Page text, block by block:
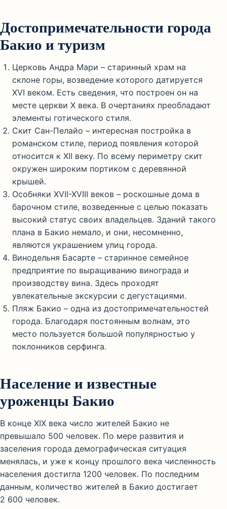
Достопримечательности города
Бакио и туризм
Церковь Андра Мари – старинный храм на
склоне горы, возведение которого датируется
XVI веком. Есть сведения, что построен он на
месте церкви X века. В очертаниях преобладают
элементы готического стиля.
Скит Сан-Пелайо – интересная постройка в
романском стиле, период появления которой
относится к XII веку. По всему периметру скит
окружен широким портиком с деревянной
крышей.
Особняки XVII-XVIII веков – роскошные дома в
барочном стиле, возведенные с целью показать
высокий статус своих владельцев. Зданий такого
плана в Бакио немало, и они, несомненно,
являются украшением улиц города.
Винодельня Басарте – старинное семейное
предприятие по выращиванию винограда и
производству вина. Здесь проходят
увлекательные экскурсии с дегустациями.
Пляж Бакио – одна из достопримечательностей
города. Благодаря постоянным волнам, это
место пользуется большой популярностью у
поклонников серфинга.
Население и известные
уроженцы Бакио
В конце XIX века число жителей Бакио не
превышало 500 человек. По мере развития и
заселения города демографическая ситуация
менялась, и уже к концу прошлого века численность
населения достигла 1200 человек. По последним
данным, количество жителей в Бакио достигает
2 600 человек.